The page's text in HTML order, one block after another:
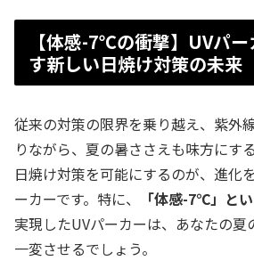
【体感-7℃の衝撃】UVパ
す新しい日焼け対策の未来
従来の対策の限界を乗り越え、紫外
りながら、夏の暑ささえも味方にす
日焼け対策を可能にするのが、進化
ーカーです。特に、
「体感-7℃」と
実現したUVパーカーは、あなたの夏
一変させるでしょう。